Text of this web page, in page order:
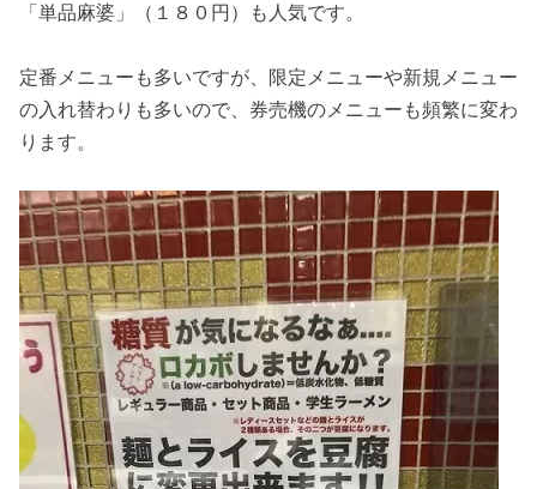
「単品麻婆」（１８０円）も人気です。
定番メニューも多いですが、限定メニューや新規メニュー
の入れ替わりも多いので、券売機のメニューも頻繁に変わ
ります。